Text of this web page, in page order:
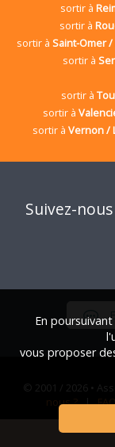
sortir à
sortir à
sortir à Saint-Omer
sortir à
sortir à
sortir à
sortir àVernon /
Suivez-
© 2001 / 2026 •
nous ?|
En
vous proposer